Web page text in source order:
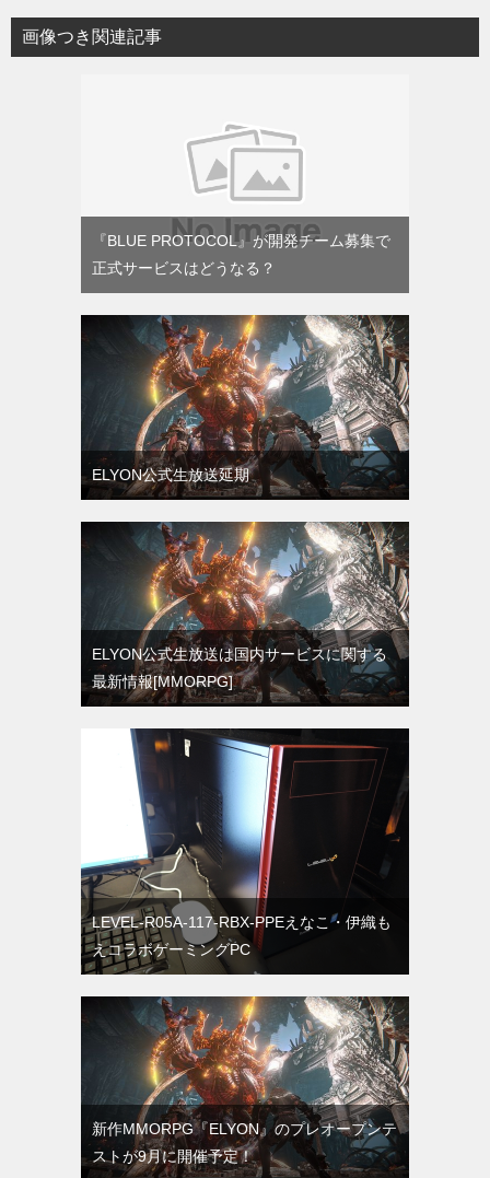
画像つき関連記事
『BLUE PROTOCOL』が開発チーム募集で
正式サービスはどうなる？
ELYON公式生放送延期
ELYON公式生放送は国内サービスに関する
最新情報[MMORPG]
LEVEL-R05A-117-RBX-PPEえなこ・伊織も
えコラボゲーミングPC
新作MMORPG『ELYON』のプレオープンテ
ストが9月に開催予定！